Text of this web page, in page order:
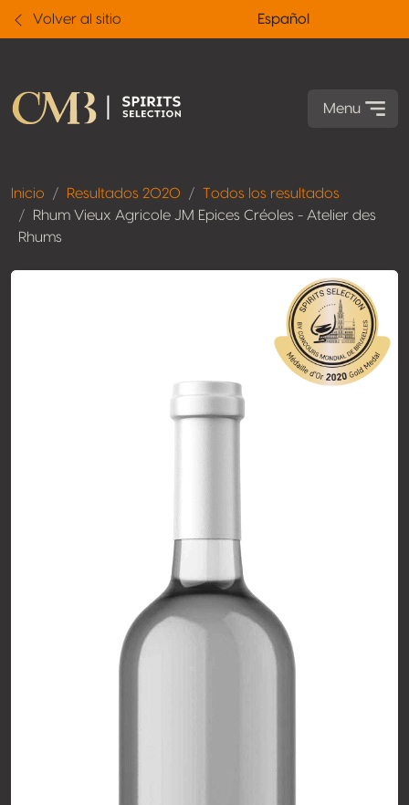
Volver al sitio Español
Menu
Inicio Resultados 2020
Todos los resultados
Rhum Vieux Agricole JM Epices Créoles - Atelier des
Rhums